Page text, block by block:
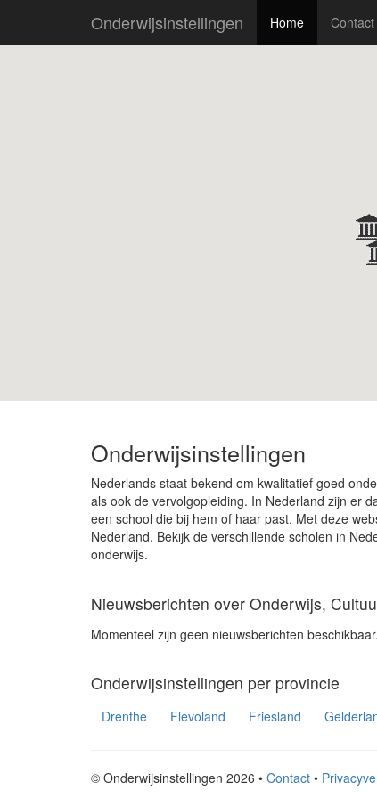
Onderwijsinstellingen Home Contact
Onderwijsinstellingen
Nederlands staat bekend om kwalitatief goed
als ook de vervolgopleiding. In Nederland zijn er
een school die bij hem of haar past. Met deze
Nederland. Bekijk de verschillende scholen in
onderwijs.
Nieuwsberichten over Onderwijs,
Momenteel zijn geen nieuwsberichten beschikbaar.
Onderwijsinstellingen per provincie
Drenthe Flevoland Friesland
© Onderwijsinstellingen 2026 • Contact •